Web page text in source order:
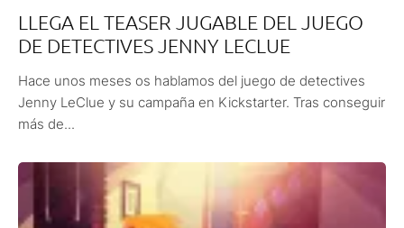
LLEGA EL TEASER JUGABLE DEL JUEGO
DE DETECTIVES JENNY LECLUE
Hace unos meses os hablamos del juego de detectives
Jenny LeClue y su campaña en Kickstarter. Tras conseguir
más de...